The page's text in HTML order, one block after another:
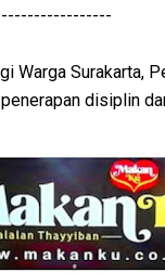
Warga Surakarta,
disiplin